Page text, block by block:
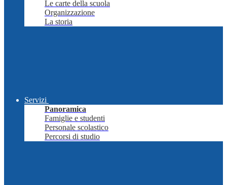
Le carte della scuola
Organizzazione
La storia
Servizi
Panoramica
Famiglie e studenti
Personale scolastico
Percorsi di studio